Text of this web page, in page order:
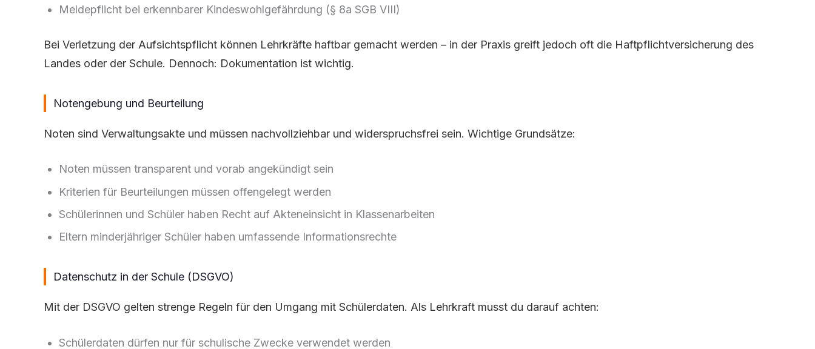
Meldepflicht bei erkennbarer Kindeswohlgefährdung (§ 8a SGB VIII)
Bei Verletzung der Aufsichtspflicht können Lehrkräfte haftbar gemacht werden – in der Praxis greift jedoch oft die Haftpflichtversicherung des
Landes oder der Schule. Dennoch: Dokumentation ist wichtig.
Notengebung und Beurteilung
Noten sind Verwaltungsakte und müssen nachvollziehbar und widerspruchsfrei sein. Wichtige Grundsätze:
Noten müssen transparent und vorab angekündigt sein
Kriterien für Beurteilungen müssen offengelegt werden
Schülerinnen und Schüler haben Recht auf Akteneinsicht in Klassenarbeiten
Eltern minderjähriger Schüler haben umfassende Informationsrechte
Datenschutz in der Schule (DSGVO)
Mit der DSGVO gelten strenge Regeln für den Umgang mit Schülerdaten. Als Lehrkraft musst du darauf achten:
Schülerdaten dürfen nur für schulische Zwecke verwendet werden